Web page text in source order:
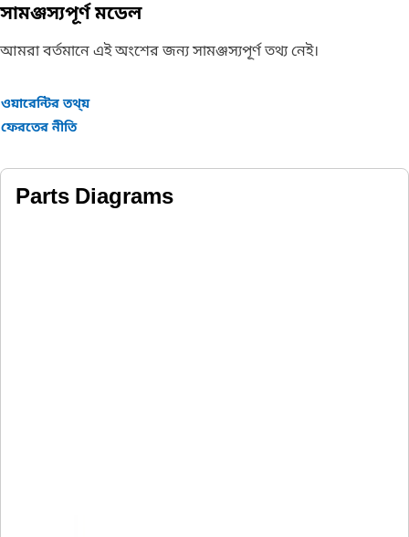
• Single row radial ball bearing
Application:
drive train systems, pulley assemblies, motors and pumps;
anywhere performance relies on smooth shaft rotation at high
operating speeds and temperatures.
for more information.
সামঞ্জস্যপূর্ণ মডেল
আমরা বর্তমানে এই অংশের জন্য সামঞ্জস্যপূর্ণ তথ্য নেই।
ওয়ারেন্টির তথ্য়
ফেরতের নীতি
Parts Diagrams